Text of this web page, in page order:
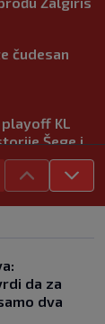
čudesan
KL
Šege i
spriječio
da za
dva